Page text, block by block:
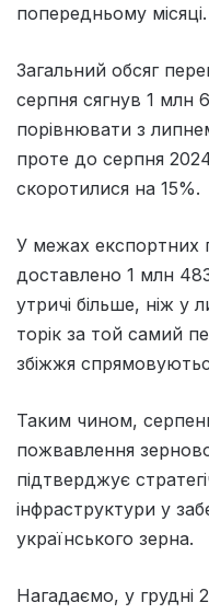
попередньому місяці.
Загальний обсяг
серпня сягнув 1 млн
порівнювати з
проте до серпня
скоротилися на 15%.
У межах експортних
доставлено 1 млн
утричі більше, ніж у
торік за той самий
збіжжя
Таким чином,
пожвавлення
підтверджує
інфраструктури у
українського зерна.
Нагадаємо, у грудні